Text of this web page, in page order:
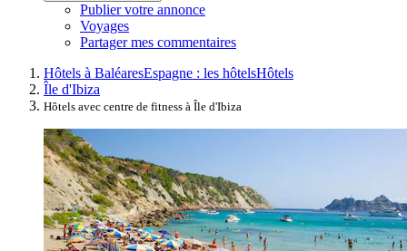
Publier votre annonce
Voyages
Partager mes commentaires
Hôtels à BaléaresEspagne : les hôtelsHôtels
Île d'Ibiza
Hôtels avec centre de fitness à Île d'Ibiza